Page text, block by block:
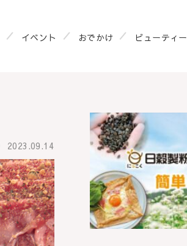
イベント おでかけ ビューティー
2023.09.14